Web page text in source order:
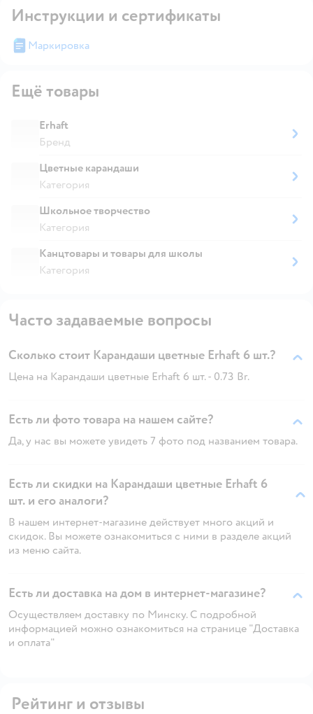
Инструкции и сертификаты
Маркировка
Ещё товары
Erhaft
Бренд
Цветные карандаши
Категория
Школьное творчество
Категория
Канцтовары и товары для школы
Категория
Часто задаваемые вопросы
Сколько стоит Карандаши цветные Erhaft 6 шт.?
Цена на Карандаши цветные Erhaft 6 шт. - 0.73 Br.
Есть ли фото товара на нашем сайте?
Да, у нас вы можете увидеть 7 фото под названием товара.
Есть ли скидки на Карандаши цветные Erhaft 6
шт. и его аналоги?
В нашем интернет-магазине действует много акций и
скидок. Вы можете ознакомиться с ними в разделе акций
из меню сайта.
Есть ли доставка на дом в интернет-магазине?
Осуществляем доставку по Минску. С подробной
информацией можно ознакомиться на странице "Доставка
и оплата"
Рейтинг и отзывы